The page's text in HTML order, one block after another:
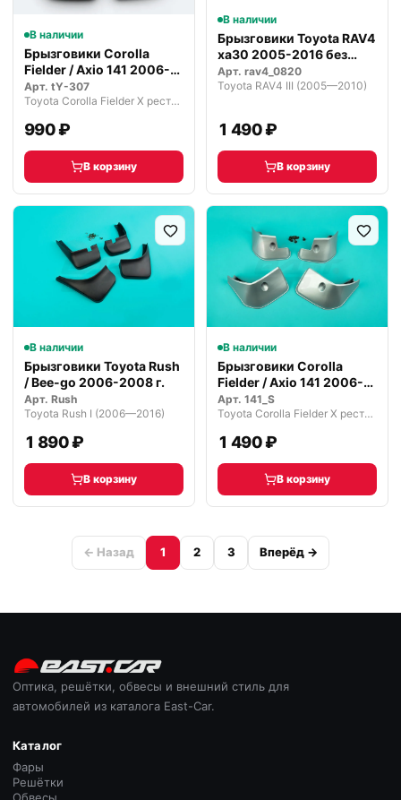
В наличии
Брызговики Corolla
Fielder / Axio 141 2006-
2012
Арт. tY-307
Toyota Corolla Fielder X рестайлинг (2008—2013)
990 ₽
В корзину
В наличии
Брызговики Toyota RAV4
ха30 2005-2016 без
фендеров
Арт. rav4_0820
Toyota RAV4 III (2005—2010)
1 490 ₽
В корзину
В наличии
Брызговики Toyota Rush
/ Bee-go 2006-2008 г.
Арт. Rush
Toyota Rush I (2006—2016)
1 890 ₽
В корзину
В наличии
Брызговики Corolla
Fielder / Axio 141 2006-
2012
Арт. 141_S
Toyota Corolla Fielder X рестайлинг (2008—2013)
1 490 ₽
В корзину
← Назад 1 2 3 Вперёд →
Оптика, решётки, обвесы и внешний стиль для
автомобилей из каталога East-Car.
Каталог
Фары
Решётки